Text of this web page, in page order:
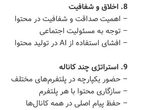
8. اخلاق و شفافیت
– اهمیت صداقت و شفافیت در محتوا
– توجه به مسئولیت اجتماعی
– افشای استفاده از AI در تولید محتوا
9. استراتژی چند کاناله
– حضور یکپارچه در پلتفرم‌های مختلف
– سازگاری محتوا با هر پلتفرم
– حفظ پیام اصلی در همه کانال‌ها